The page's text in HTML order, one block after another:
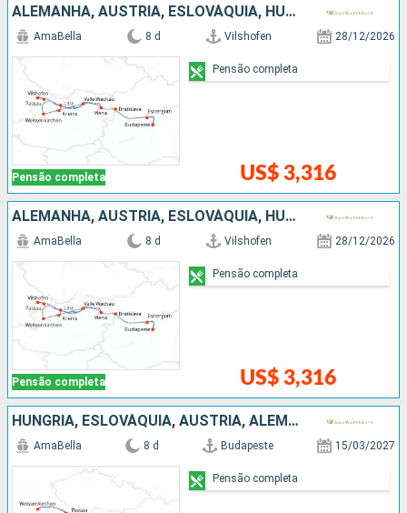
ALEMANHA, AUSTRIA, ESLOVÁQUIA, HUNGRIA
Pensão completa
AmaBella 8 d Vilshofen 28/12/2026
US$ 3,316
Pensão completa
ALEMANHA, AUSTRIA, ESLOVÁQUIA, HUNGRIA
Pensão completa
AmaBella 8 d Vilshofen 28/12/2026
US$ 3,316
Pensão completa
HUNGRIA, ESLOVÁQUIA, AUSTRIA, ALEMANHA
AmaBella 8 d Budapeste 15/03/2027
Pensão completa